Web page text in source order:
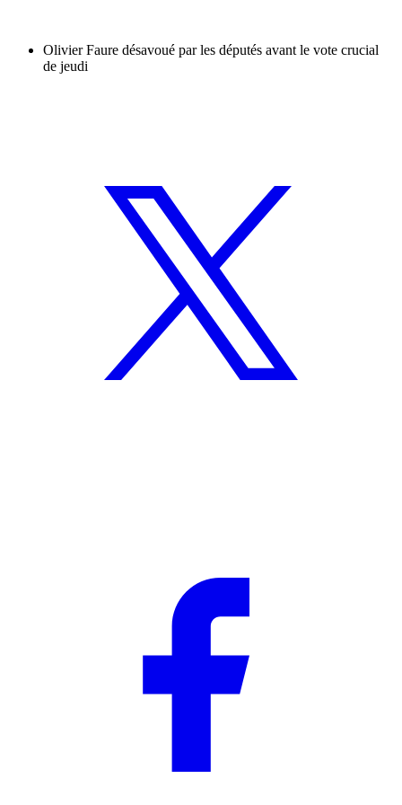
Olivier Faure désavoué par les députés avant le vote crucial
de jeudi